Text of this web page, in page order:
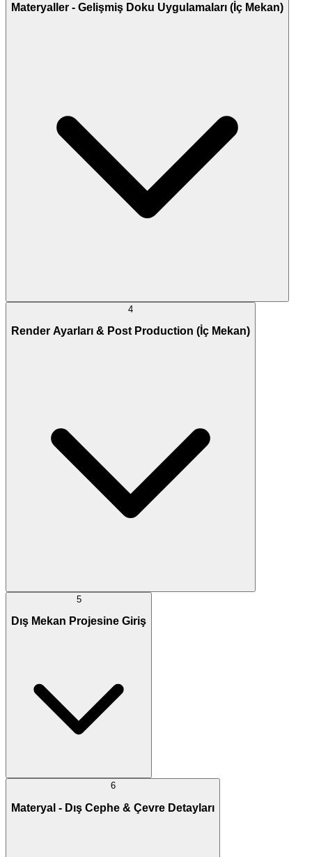
Materyaller - Gelişmiş Doku Uygulamaları (İç Mekan)
4
Render Ayarları & Post Production (İç Mekan)
5
Dış Mekan Projesine Giriş
6
Materyal - Dış Cephe & Çevre Detayları